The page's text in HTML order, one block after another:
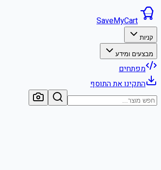
SaveMyCart
קניות
מבצעים ומידע
מפתחים
התקינו את התוסף